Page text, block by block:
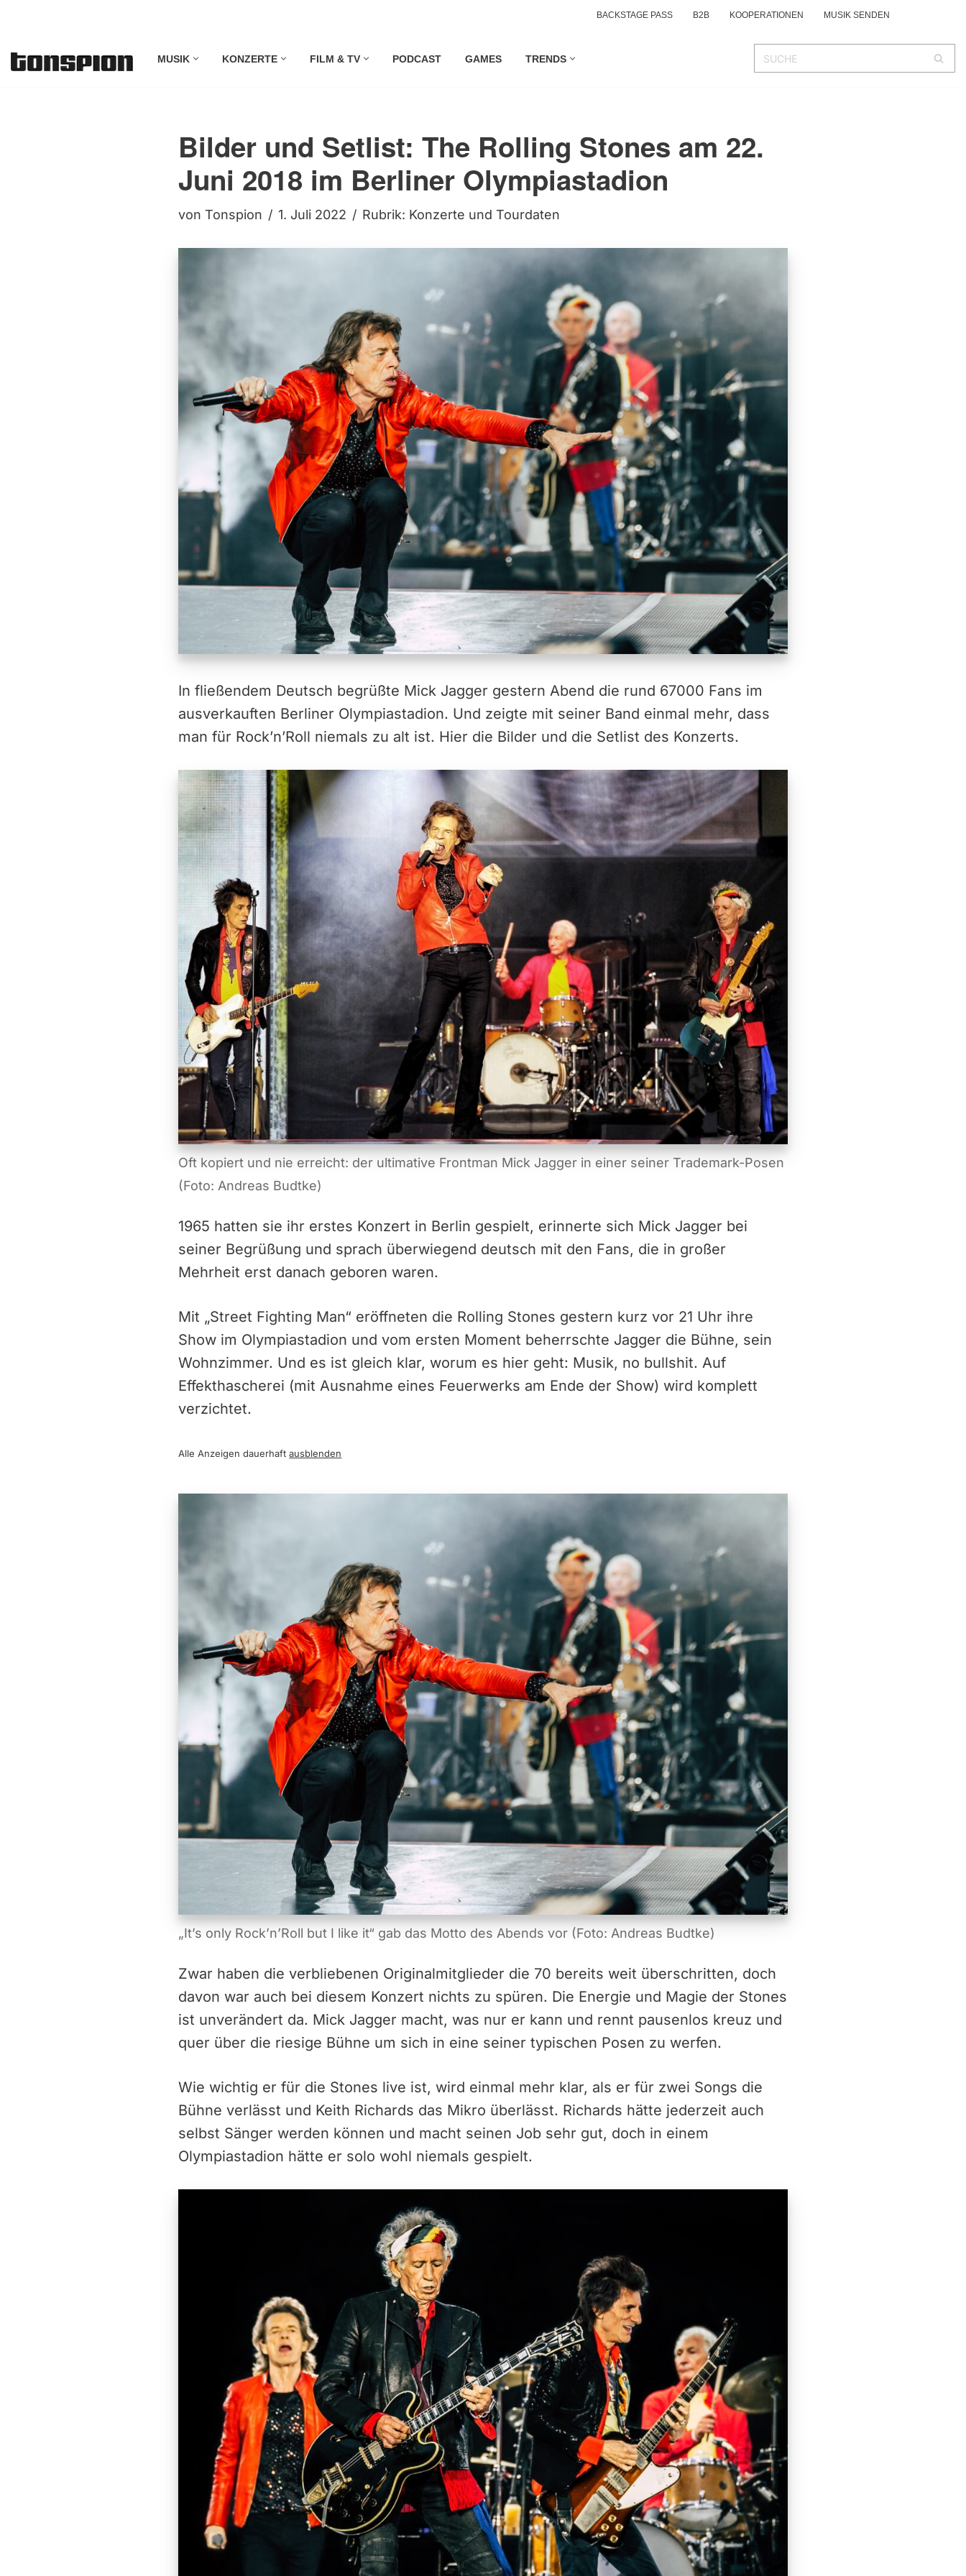
Inhalt
BACKSTAGE PASS B2B KOOPERATIONEN MUSIK SENDEN
MUSIK KONZERTE FILM & TV PODCAST GAMES TRENDS
Bilder und Setlist: The Rolling Stones am 22.
Juni 2018 im Berliner Olympiastadion
vonTonspion 1. Juli 2022 Rubrik: Konzerte und Tourdaten
In fließendem Deutsch begrüßte Mick Jagger gestern Abend die rund 67000 Fans im
ausverkauften Berliner Olympiastadion. Und zeigte mit seiner Band einmal mehr, dass
man für Rock’n’Roll niemals zu alt ist. Hier die Bilder und die Setlist des Konzerts.
Oft kopiert und nie erreicht: der ultimative Frontman Mick Jagger in einer seiner Trademark-Posen
(Foto: Andreas Budtke)
1965 hatten sie ihr erstes Konzert in Berlin gespielt, erinnerte sich Mick Jagger bei
seiner Begrüßung und sprach überwiegend deutsch mit den Fans, die in großer
Mehrheit erst danach geboren waren.
Mit „Street Fighting Man“ eröffneten die Rolling Stones gestern kurz vor 21 Uhr ihre
Show im Olympiastadion und vom ersten Moment beherrschte Jagger die Bühne, sein
Wohnzimmer. Und es ist gleich klar, worum es hier geht: Musik, no bullshit. Auf
Effekthascherei (mit Ausnahme eines Feuerwerks am Ende der Show) wird komplett
verzichtet.
Alle Anzeigen dauerhaftausblenden
„It’s only Rock’n’Roll but I like it“ gab das Motto des Abends vor (Foto: Andreas Budtke)
Zwar haben die verbliebenen Originalmitglieder die 70 bereits weit überschritten, doch
davon war auch bei diesem Konzert nichts zu spüren. Die Energie und Magie der Stones
ist unverändert da. Mick Jagger macht, was nur er kann und rennt pausenlos kreuz und
quer über die riesige Bühne um sich in eine seiner typischen Posen zu werfen.
Wie wichtig er für die Stones live ist, wird einmal mehr klar, als er für zwei Songs die
Bühne verlässt und Keith Richards das Mikro überlässt. Richards hätte jederzeit auch
selbst Sänger werden können und macht seinen Job sehr gut, doch in einem
Olympiastadion hätte er solo wohl niemals gespielt.